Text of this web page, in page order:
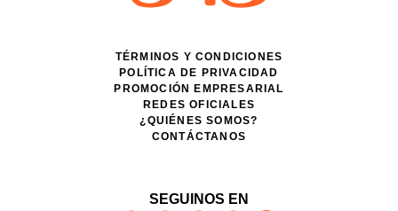
TÉRMINOS Y CONDICIONES
POLÍTICA DE PRIVACIDAD
PROMOCIÓN EMPRESARIAL
REDES OFICIALES
¿QUIÉNES SOMOS?
CONTÁCTANOS
SEGUINOS EN